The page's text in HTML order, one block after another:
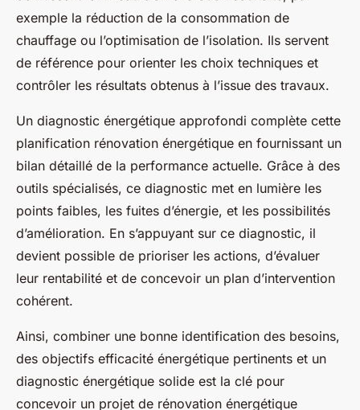
exemple la réduction de la consommation de
chauffage ou l’optimisation de l’isolation. Ils servent
de référence pour orienter les choix techniques et
contrôler les résultats obtenus à l’issue des travaux.
Un diagnostic énergétique approfondi complète cette
planification rénovation énergétique en fournissant un
bilan détaillé de la performance actuelle. Grâce à des
outils spécialisés, ce diagnostic met en lumière les
points faibles, les fuites d’énergie, et les possibilités
d’amélioration. En s’appuyant sur ce diagnostic, il
devient possible de prioriser les actions, d’évaluer
leur rentabilité et de concevoir un plan d’intervention
cohérent.
Ainsi, combiner une bonne identification des besoins,
des objectifs efficacité énergétique pertinents et un
diagnostic énergétique solide est la clé pour
concevoir un projet de rénovation énergétique